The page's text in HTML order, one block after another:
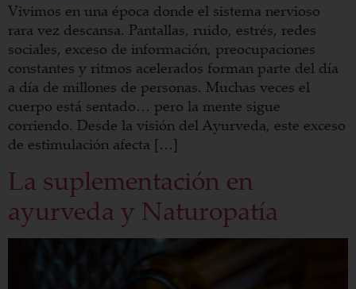
Vivimos en una época donde el sistema nervioso
rara vez descansa. Pantallas, ruido, estrés, redes
sociales, exceso de información, preocupaciones
constantes y ritmos acelerados forman parte del día
a día de millones de personas. Muchas veces el
cuerpo está sentado… pero la mente sigue
corriendo. Desde la visión del Ayurveda, este exceso
de estimulación afecta […]
La suplementación en
ayurveda y Naturopatía